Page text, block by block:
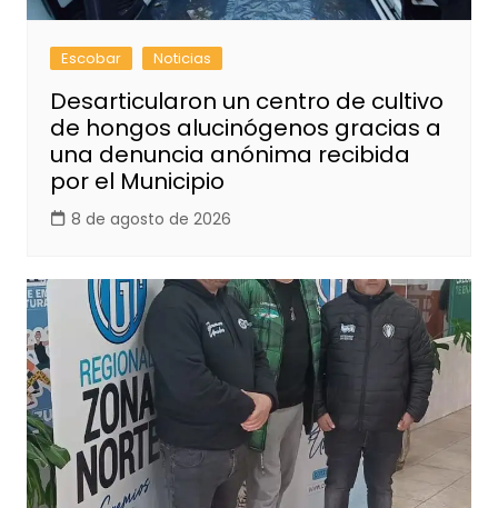
Escobar Noticias
Desarticularon un centro de cultivo
de hongos alucinógenos gracias a
una denuncia anónima recibida
por el Municipio
8 de agosto de 2026